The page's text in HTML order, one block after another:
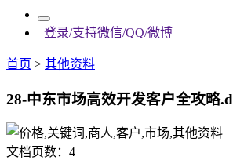
登录/支持微信/QQ/微博
首页 > 其他资料
28-中东市场高效开发客户全攻略
文档页数： 4